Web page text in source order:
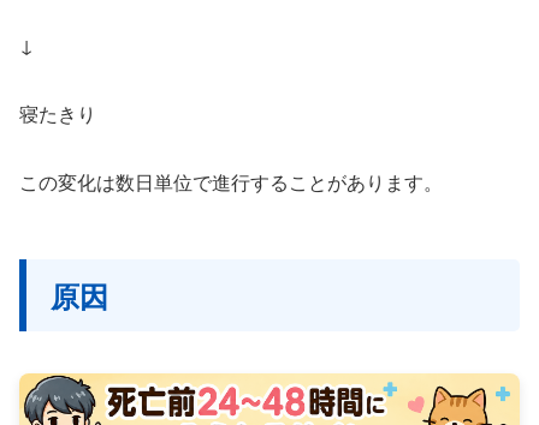
↓
寝たきり
この変化は数日単位で進行することがあります。
原因